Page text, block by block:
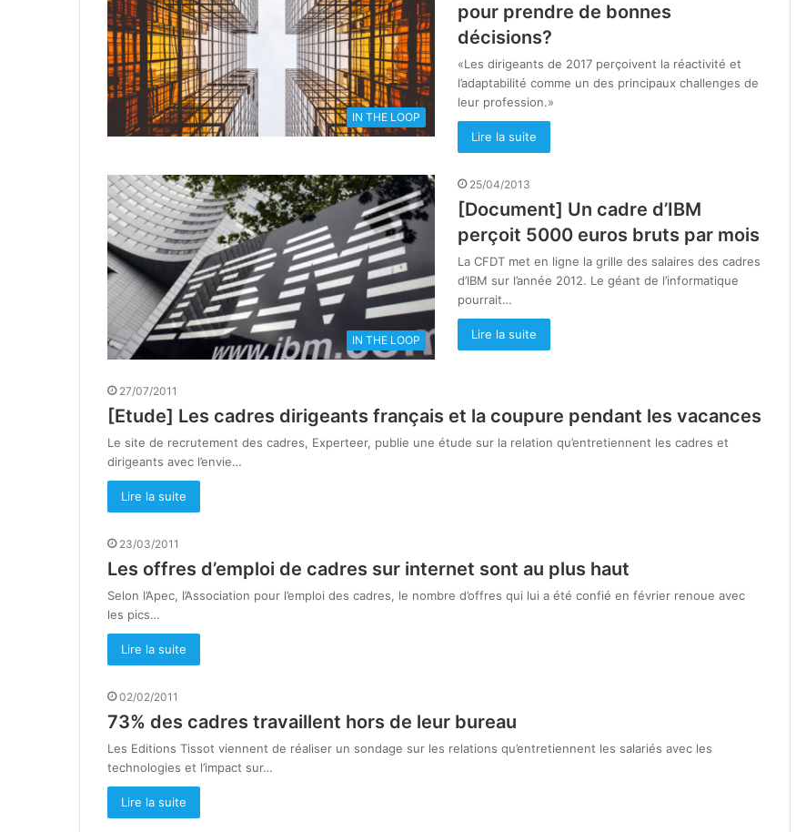
IN THE LOOP
pour prendre de bonnes
décisions?
«Les dirigeants de 2017 perçoivent la réactivité et
l’adaptabilité comme un des principaux challenges de
leur profession.»
Lire la suite
IN THE LOOP
25/04/2013
[Document] Un cadre d’IBM
perçoit 5000 euros bruts par mois
La CFDT met en ligne la grille des salaires des cadres
d’IBM sur l’année 2012. Le géant de l’informatique
pourrait…
Lire la suite
27/07/2011
[Etude] Les cadres dirigeants français et la coupure pendant les vacances
Le site de recrutement des cadres, Experteer, publie une étude sur la relation qu’entretiennent les cadres et
dirigeants avec l’envie…
Lire la suite
23/03/2011
Les offres d’emploi de cadres sur internet sont au plus haut
Selon l’Apec, l’Association pour l’emploi des cadres, le nombre d’offres qui lui a été confié en février renoue avec
les pics…
Lire la suite
02/02/2011
73% des cadres travaillent hors de leur bureau
Les Editions Tissot viennent de réaliser un sondage sur les relations qu’entretiennent les salariés avec les
technologies et l’impact sur…
Lire la suite